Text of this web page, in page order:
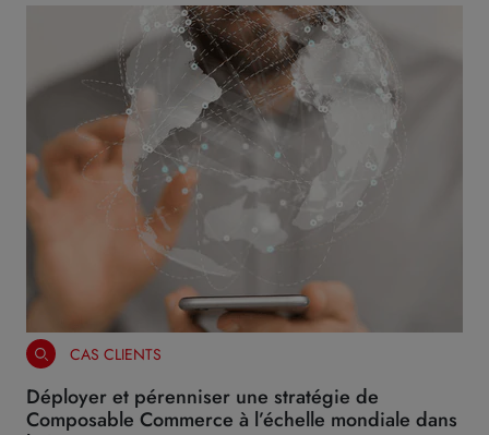
CAS CLIENTS
Déployer et pérenniser une stratégie de
Composable Commerce à l’échelle mondiale dans